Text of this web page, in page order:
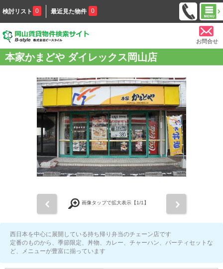
検討リスト 0 最近見た物件 0
お問合せ
本家かまどや ダイレックス岡山店
画像タップで拡大表示【1/1】
西日本を中心に展開している持ち帰り弁当のチェーン店です
定番のものから、季節限定、丼物、カレー、チャーハン、パーティセットな
ど、メニューが豊富に揃っています